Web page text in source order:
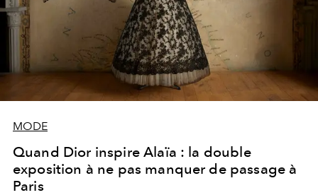
MODE
Quand Dior inspire Alaïa : la double
exposition à ne pas manquer de passage à
Paris